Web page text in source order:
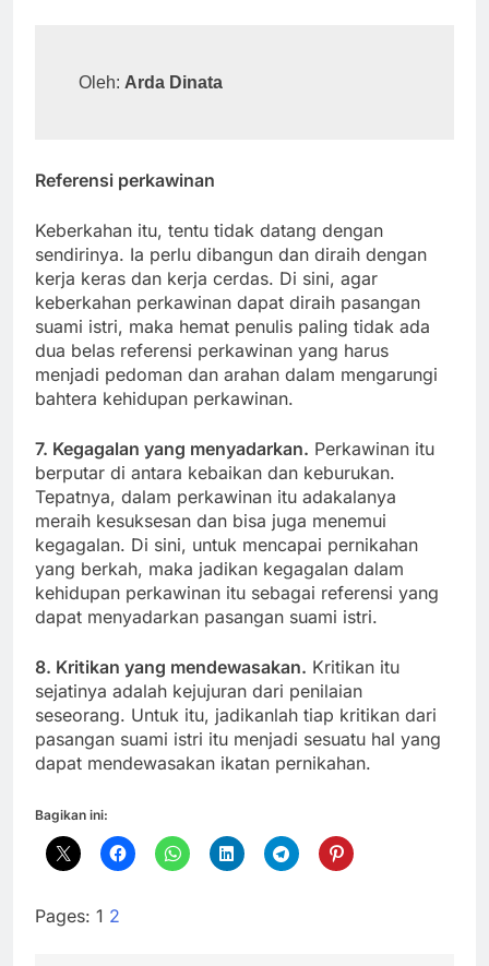
Oleh: Arda Dinata
Referensi perkawinan
Keberkahan itu, tentu tidak datang dengan
sendirinya. Ia perlu dibangun dan diraih dengan
kerja keras dan kerja cerdas. Di sini, agar
keberkahan perkawinan dapat diraih pasangan
suami istri, maka hemat penulis paling tidak ada
dua belas referensi perkawinan yang harus
menjadi pedoman dan arahan dalam mengarungi
bahtera kehidupan perkawinan.
7. Kegagalan yang menyadarkan. Perkawinan itu
berputar di antara kebaikan dan keburukan.
Tepatnya, dalam perkawinan itu adakalanya
meraih kesuksesan dan bisa juga menemui
kegagalan. Di sini, untuk mencapai pernikahan
yang berkah, maka jadikan kegagalan dalam
kehidupan perkawinan itu sebagai referensi yang
dapat menyadarkan pasangan suami istri.
8. Kritikan yang mendewasakan. Kritikan itu
sejatinya adalah kejujuran dari penilaian
seseorang. Untuk itu, jadikanlah tiap kritikan dari
pasangan suami istri itu menjadi sesuatu hal yang
dapat mendewasakan ikatan pernikahan.
Bagikan ini:
Pages: 1 2